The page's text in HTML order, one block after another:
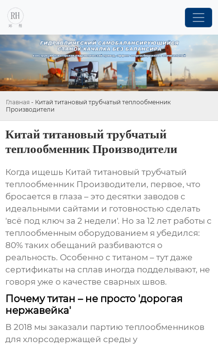
Главная - Китай титановый трубчатый теплообменник
Производители
Китай титановый трубчатый
теплообменник Производители
Когда ищешь Китай титановый трубчатый
теплообменник Производители, первое, что
бросается в глаза – это десятки заводов с
идеальными сайтами и готовностью сделать
'всё под ключ за 2 недели'. Но за 12 лет работы с
теплообменным оборудованием я убедился:
80% таких обещаний разбиваются о
реальность. Особенно с титаном – тут даже
сертификаты на сплав иногда подделывают, не
говоря уже о качестве сварных швов.
Почему титан – не просто 'дорогая
нержавейка'
В 2018 мы заказали партию теплообменников
для хлорсодержащей среды у